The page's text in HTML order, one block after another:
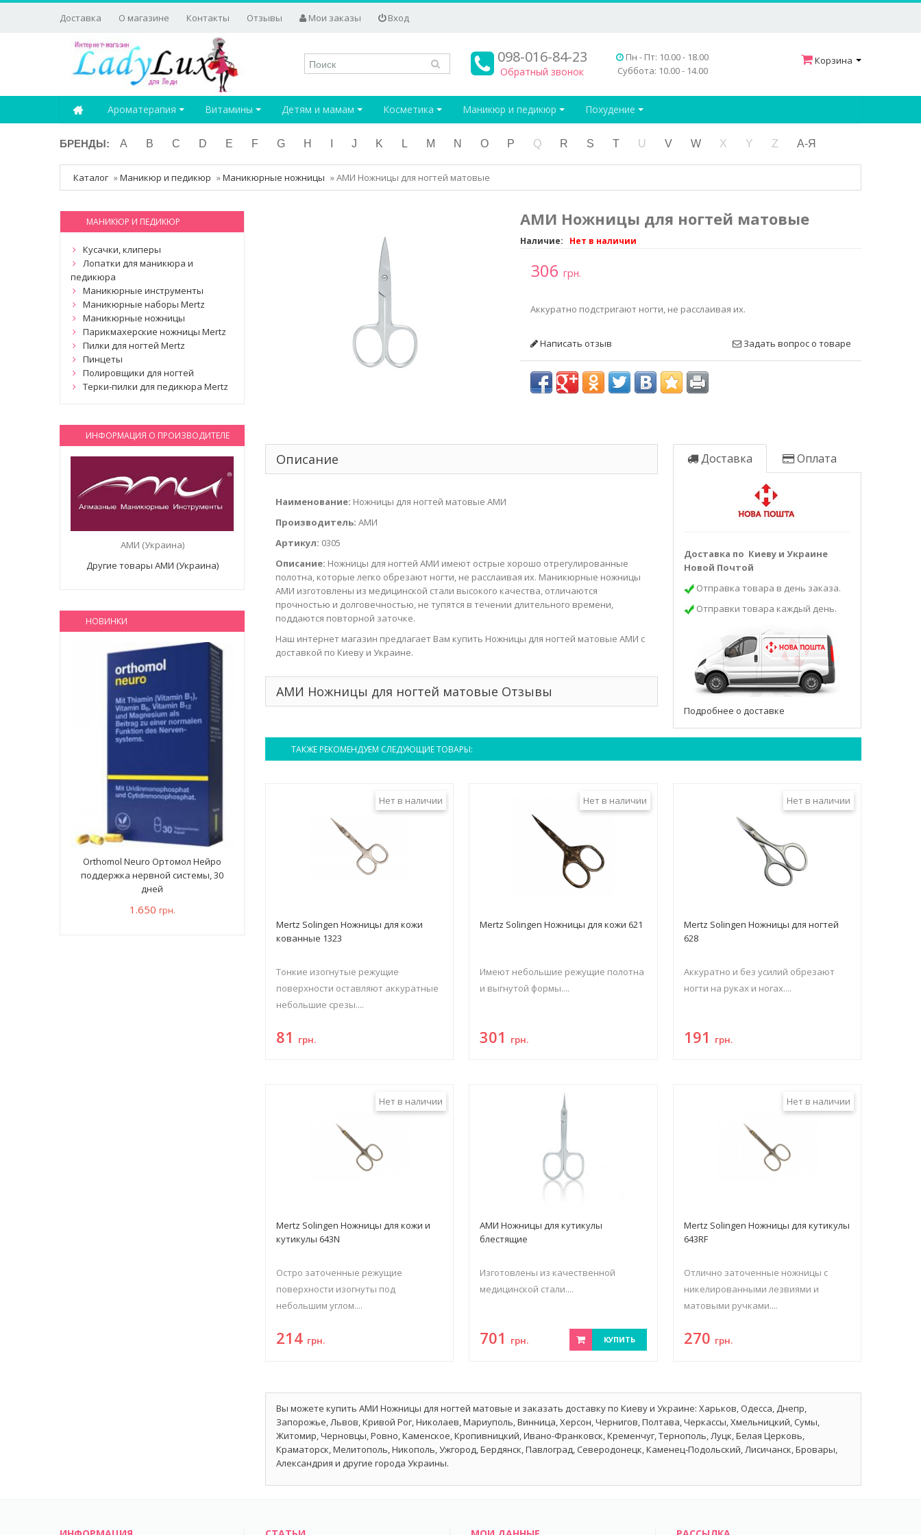
Доставка О магазине Контакты Отзывы Мои заказы Вход
098-016-84-23
Обратный звонок
Пн - Пт: 10.00 - 18.00
Суббота: 10.00 - 14.00
Корзина
Ароматерапия Витамины Детям и мамам Косметика Маникюр и педикюр Похудение
БРЕНДЫ: A B C D E F G H J K L M N O P Q R S T U V W X Y Z А-Я
Каталог »Маникюр и педикюр »Маникюрные ножницы »АМИ Ножницы для ногтей матовые
АМИ Ножницы для ногтей матовые
Наличие: Нет в наличии
306 грн.
Аккуратно подстригают ногти, не расслаивая их.
Написать отзыв Задать вопрос о товаре
Описание
Наименование: Ножницы для ногтей матовые АМИ
Производитель: АМИ
Артикул: 0305
Описание: Ножницы для ногтей АМИ имеют острые хорошо отрегулированные
полотна, которые легко обрезают ногти, не расслаивая их. Маникюрные ножницы
АМИ изготовлены из медицинской стали высокого качества, отличаются
прочностью и долговечностью, не тупятся в течении длительного времени,
поддаются повторной заточке.
Наш интернет магазин предлагает Вам купить Ножницы для ногтей матовые АМИ с
доставкой по Киеву и Украине.
АМИ Ножницы для ногтей матовые Отзывы
Доставка Оплата
Доставка по Киеву и Украине
Новой Почтой
Отправка товара в день заказа.
Отправки товара каждый день.
Подробнее о доставке
ТАКЖЕ РЕКОМЕНДУЕМ СЛЕДУЮЩИЕ ТОВАРЫ:
Нет в наличии
Mertz Solingen Ножницы для кожи
кованные 1323
Тонкие изогнутые режущие
поверхности оставляют аккуратные
небольшие срезы....
81 грн.
Нет в наличии
Mertz Solingen Ножницы для кожи 621
Имеют небольшие режущие полотна
и выгнутой формы....
301 грн.
Нет в наличии
Mertz Solingen Ножницы для ногтей
628
Аккуратно и без усилий обрезают
ногти на руках и ногах....
191 грн.
Нет в наличии
Mertz Solingen Ножницы для кожи и
кутикулы 643N
Остро заточенные режущие
поверхности изогнуты под
небольшим углом....
214 грн.
АМИ Ножницы для кутикулы
блестящие
Изготовлены из качественной
медицинской стали....
701 грн. КУПИТЬ
Нет в наличии
Mertz Solingen Ножницы для кутикулы
643RF
Отлично заточенные ножницы с
никелированными лезвиями и
матовыми ручками....
270 грн.
Вы можете купить АМИ Ножницы для ногтей матовые и заказать доставку по Киеву и Украине: Харьков, Одесса, Днепр,
Запорожье, Львов, Кривой Рог, Николаев, Мариуполь, Винница, Херсон, Чернигов, Полтава, Черкассы, Хмельницкий, Сумы,
Житомир, Черновцы, Ровно, Каменское, Кропивницкий, Ивано-Франковск, Кременчуг, Тернополь, Луцк, Белая Церковь,
Краматорск, Мелитополь, Никополь, Ужгород, Бердянск, Павлоград, Северодонецк, Каменец-Подольский, Лисичанск, Бровары,
Александрия и другие города Украины.
МАНИКЮР И ПЕДИКЮР
Кусачки, клиперы
Лопатки для маникюра и
педикюра
Маникюрные инструменты
Маникюрные наборы Mertz
Маникюрные ножницы
Парикмахерские ножницы Mertz
Пилки для ногтей Mertz
Пинцеты
Полировщики для ногтей
Терки-пилки для педикюра Mertz
ИНФОРМАЦИЯ О ПРОИЗВОДИТЕЛЕ
АМИ (Украина)
Другие товары АМИ (Украина)
НОВИНКИ
Orthomol Neuro Ортомол Нейро
поддержка нервной системы, 30
дней
1.650 грн.